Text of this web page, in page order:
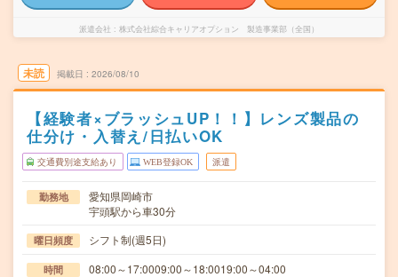
派遣会社 株式会社綜合キャリアオプション 製造事業部（全国）
未読 掲載日 2026/08/10
【経験者×ブラッシュUP！！】レンズ製品の
仕分け・入替え/日払いOK
交通費別途支給あり WEB登録OK 派遣
勤務地
愛知県岡崎市
宇頭駅から車30分
曜日頻度 シフト制(週5日)
時間 08:00～17:0009:00～18:0019:00～04:00